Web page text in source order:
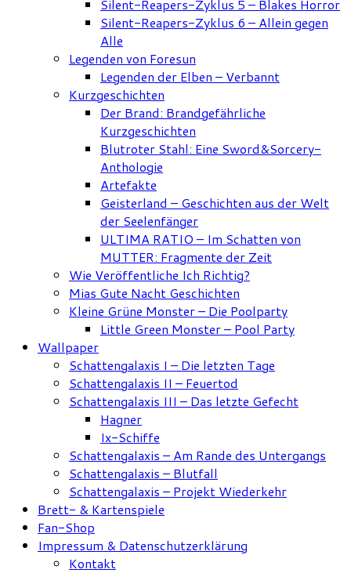
Silent-Reapers-Zyklus 5 – Blakes Horror
Silent-Reapers-Zyklus 6 – Allein gegen
Alle
Legenden von Foresun
Legenden der Elben – Verbannt
Kurzgeschichten
Der Brand: Brandgefährliche
Kurzgeschichten
Blutroter Stahl: Eine Sword&Sorcery-
Anthologie
Artefakte
Geisterland – Geschichten aus der Welt
der Seelenfänger
ULTIMA RATIO – Im Schatten von
MUTTER: Fragmente der Zeit
Wie Veröffentliche Ich Richtig?
Mias Gute Nacht Geschichten
Kleine Grüne Monster – Die Poolparty
Little Green Monster – Pool Party
Wallpaper
Schattengalaxis I – Die letzten Tage
Schattengalaxis II – Feuertod
Schattengalaxis III – Das letzte Gefecht
Hagner
Ix-Schiffe
Schattengalaxis – Am Rande des Untergangs
Schattengalaxis – Blutfall
Schattengalaxis – Projekt Wiederkehr
Brett- & Kartenspiele
Fan-Shop
Impressum & Datenschutzerklärung
Kontakt